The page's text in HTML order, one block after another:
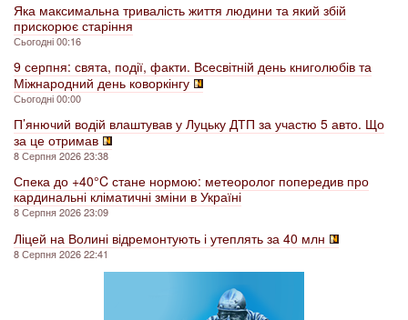
Яка максимальна тривалість життя людини та який збій
прискорює старіння
Сьогодні 00:16
9 серпня: свята, події, факти. Всесвітній день книголюбів та
Міжнародний день коворкінгу
Сьогодні 00:00
П’янючий водій влаштував у Луцьку ДТП за участю 5 авто. Що
за це отримав
8 Серпня 2026 23:38
Спека до +40°C стане нормою: метеоролог попередив про
кардинальні кліматичні зміни в Україні
8 Серпня 2026 23:09
Ліцей на Волині відремонтують і утеплять за 40 млн
8 Серпня 2026 22:41